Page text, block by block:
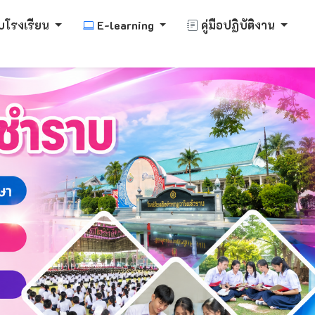
รงเรียน E-learning คู่มือปฏิบัติงาน